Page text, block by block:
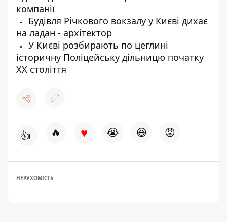
компанії
Будівля Річкового вокзалу у Києві дихає
на ладан - архітектор
У Києві розбирають по цеглині
історичну Поліцейську дільницю початку
ХХ століття
👍 🔥 ♥ 😭 😆 😡
НЕРУХОМІСТЬ